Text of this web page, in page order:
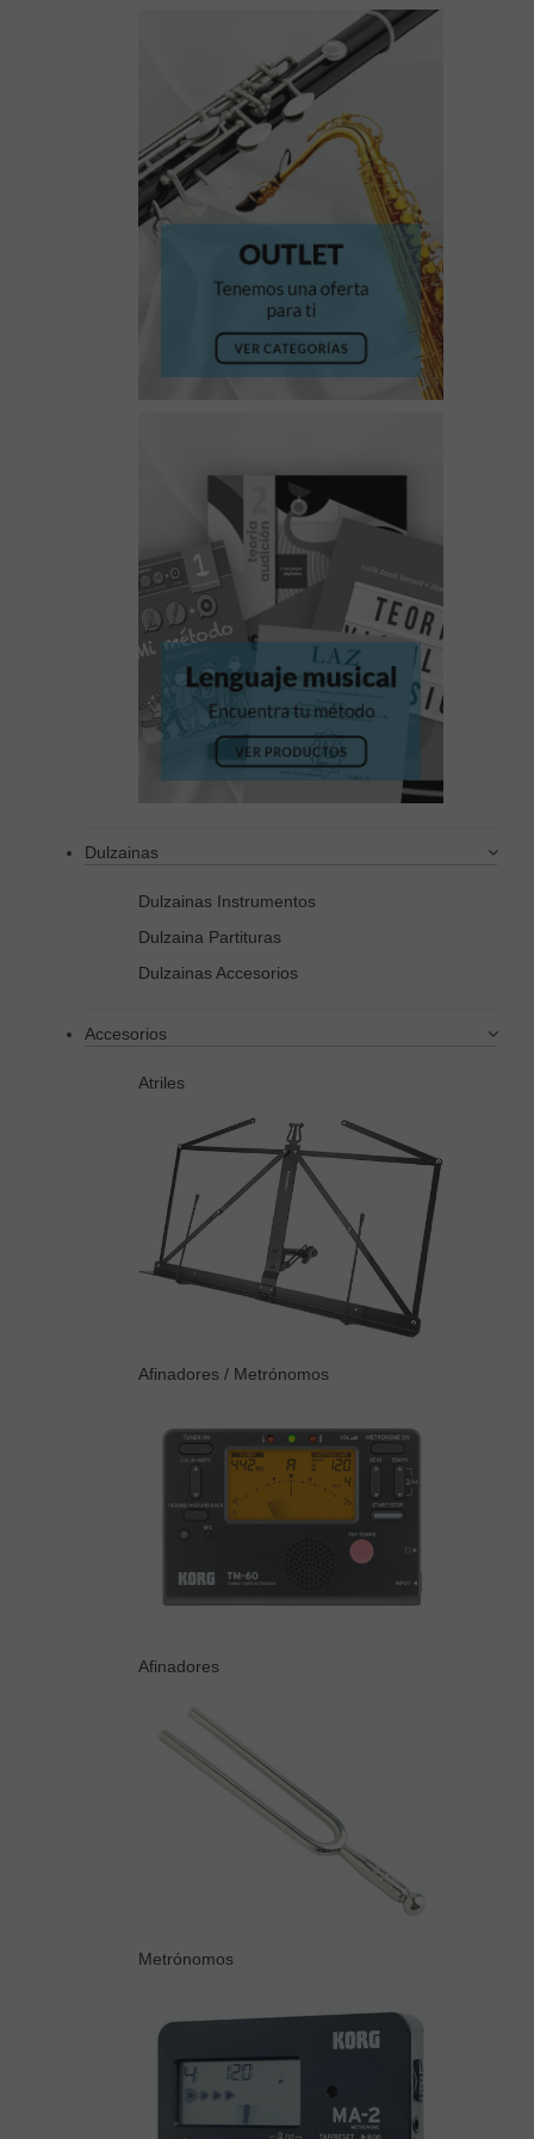
Dulzainas
Dulzainas Instrumentos
Dulzaina Partituras
Dulzainas Accesorios
Accesorios
Atriles
Afinadores / Metrónomos
Afinadores
Metrónomos